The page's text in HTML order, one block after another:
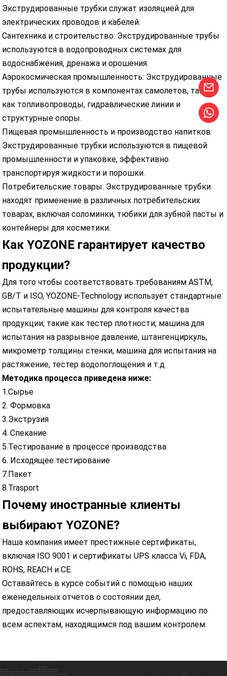
Экструдированные трубки служат изоляцией для
электрических проводов и кабелей.
Сантехника и строительство: Экструдированные трубы
используются в водопроводных системах для
водоснабжения, дренажа и орошения.
Аэрокосмическая промышленность: Экструдированные
трубы используются в компонентах самолетов, таких
как топливопроводы, гидравлические линии и
структурные опоры.
Пищевая промышленность и производство напитков:
Экструдированные трубки используются в пищевой
промышленности и упаковке, эффективно
транспортируя жидкости и порошки.
Потребительские товары: Экструдированные трубки
находят применение в различных потребительских
товарах, включая соломинки, тюбики для зубной пасты и
контейнеры для косметики.
Как YOZONE гарантирует качество
продукции?
Для того чтобы соответствовать требованиям ASTM,
GB/T и ISO, YOZONE-Technology использует стандартные
испытательные машины для контроля качества
продукции, такие как тестер плотности, машина для
испытания на разрывное давление, штангенциркуль,
микрометр толщины стенки, машина для испытания на
растяжение, тестер водопоглощения и т.д.
Методика процесса приведена ниже:
1.Сырье
2. Формовка
3.Экструзия
4. Спекание
5.Тестирование в процессе производства
6. Исходящее тестирование
7.Пакет
8.Trasport
Почему иностранные клиенты
выбирают YOZONE?
Наша компания имеет престижные сертификаты,
включая ISO 9001 и сертификаты UPS класса Vi, FDA,
ROHS, REACH и CE.
Оставайтесь в курсе событий с помощью наших
еженедельных отчетов о состоянии дел,
предоставляющих исчерпывающую информацию по
всем аспектам, находящимся под вашим контролем.